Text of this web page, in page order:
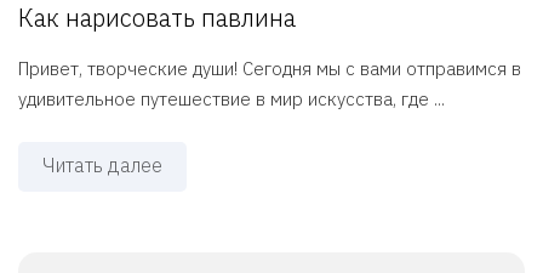
Как нарисовать павлина
Привет, творческие души! Сегодня мы с вами отправимся в
удивительное путешествие в мир искусства, где ...
Читать далее